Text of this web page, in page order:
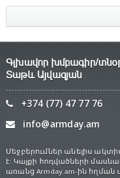
Գլխավոր խմբագիր/
Տաթև Այվազյան
+374 (77) 47 77 76
info@armday.am
Մեջբերումներ անելիս
է: Կայքի հոդվածների
առանց Armday.am-ին հղման